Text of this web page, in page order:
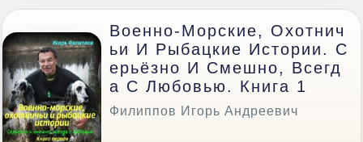
Военно-Морские, Охотнич
Ьи И Рыбацкие Истории. С
Ерьёзно И Смешно, Всегд
А С Любовью. Книга 1
Филиппов Игорь Андреевич